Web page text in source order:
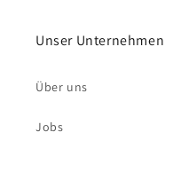
Unser Unternehmen
Über uns
Jobs